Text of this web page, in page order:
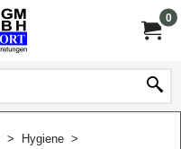
0
> Hygiene >